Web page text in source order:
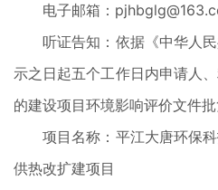
电子邮箱：
听证告知：依据《中华人民
示之日起五个工作日内申请人
的建设项目环境影响评价文件批
项目名称：平江大唐环保科
供热改扩建项目